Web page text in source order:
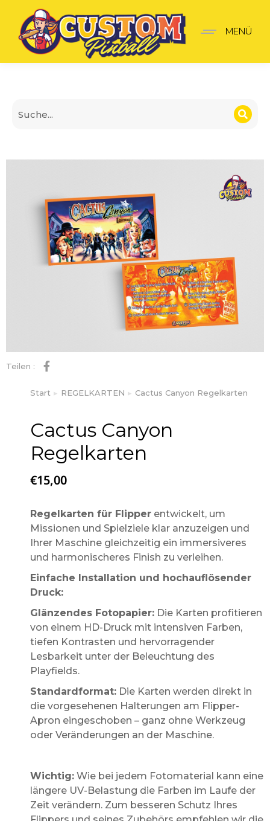
Cactus Canyon
MENÜ
Teilen :
Sie befinden sich hier:
Start REGELKARTEN Cactus Canyon Regelkarten
Cactus Canyon
Regelkarten
€15,00
Regelkarten für Flipper entwickelt, um
Missionen und Spielziele klar anzuzeigen und
Ihrer Maschine gleichzeitig ein immersiveres
und harmonischeres Finish zu verleihen.
Einfache Installation und hochauflösender
Druck:
Glänzendes Fotopapier: Die Karten profitieren
von einem HD-Druck mit intensiven Farben,
tiefen Kontrasten und hervorragender
Lesbarkeit unter der Beleuchtung des
Playfields.
Standardformat: Die Karten werden direkt in
die vorgesehenen Halterungen am Flipper-
Apron eingeschoben – ganz ohne Werkzeug
oder Veränderungen an der Maschine.
Wichtig: Wie bei jedem Fotomaterial kann eine
längere UV-Belastung die Farben im Laufe der
Zeit verändern. Zum besseren Schutz Ihres